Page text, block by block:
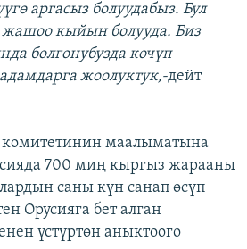
аргасыз болуудабыз. Бул
кыйын болууда. Биз
болгонубузда көчүп
жоолуктук,-дейт
комитетинин маалыматына
700 миң кыргыз жарааны
саны күн санап өсүп
Орусияга бет алган
үстүртөн аныктоого